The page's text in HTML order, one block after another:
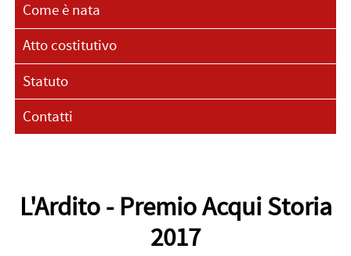
Come è nata
Atto costitutivo
Statuto
Contatti
L'Ardito - Premio Acqui Storia
2017